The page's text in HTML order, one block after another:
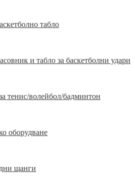
табло
и табло за баскетболни удари
тенис/волейбол/бадминтон
оборудване
щанги